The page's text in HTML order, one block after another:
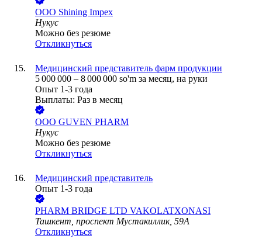
ООО Shining Impex
Нукус
Можно без резюме
Откликнуться
Медицинский представитель фарм продукции
5 000 000 – 8 000 000 so'm за месяц, на руки
Опыт 1-3 года
Выплаты: Раз в месяц
ООО GUVEN PHARM
Нукус
Можно без резюме
Откликнуться
Медицинский представитель
Опыт 1-3 года
PHARM BRIDGE LTD VAKOLATXONASI
Ташкент, проспект Мустакиллик, 59A
Откликнуться